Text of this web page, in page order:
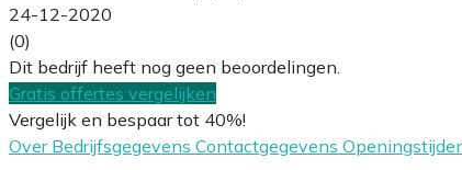
24-12-2020
(0)
Dit bedrijf heeft nog geen beoordelingen.
Gratis offertes vergelijken
Vergelijk en bespaar tot 40%!
Over Bedrijfsgegevens Contactgegevens